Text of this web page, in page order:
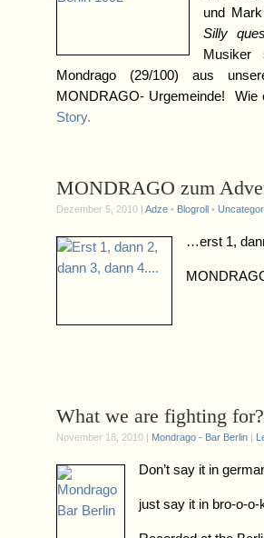
und
Silly
Musiker
Mondrago (29/100) aus
MONDRAGO- Urgemeinde!
Story.
MONDRAGO zum
Dezember 5, 2010 | Adze • Blogroll •
…erst 1,
What we are fighting for?
November 18, 2010 | Mondrago - Bar Berlin |
Don’t say it in
just say it in bro-o-o-